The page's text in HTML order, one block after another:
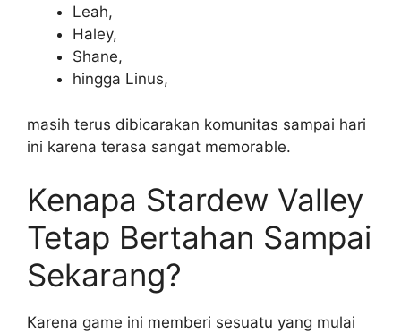
Leah,
Haley,
Shane,
hingga Linus,
masih terus dibicarakan komunitas sampai hari
ini karena terasa sangat memorable.
Kenapa Stardew Valley
Tetap Bertahan Sampai
Sekarang?
Karena game ini memberi sesuatu yang mulai